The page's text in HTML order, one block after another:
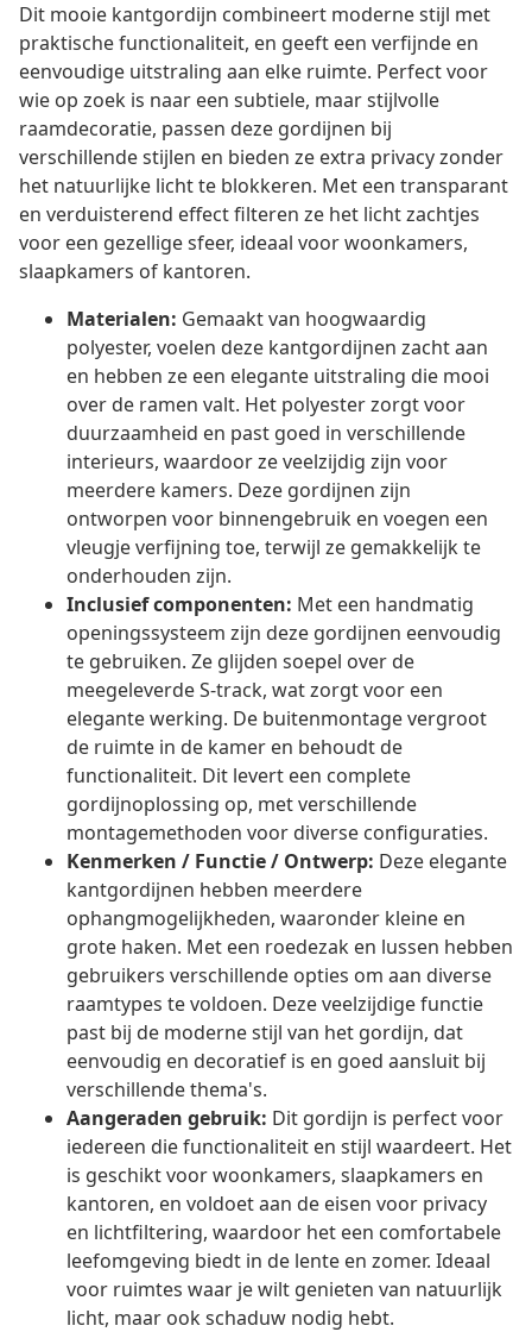
Dit mooie kantgordijn combineert moderne stijl met
praktische functionaliteit, en geeft een verfijnde en
eenvoudige uitstraling aan elke ruimte. Perfect voor
wie op zoek is naar een subtiele, maar stijlvolle
raamdecoratie, passen deze gordijnen bij
verschillende stijlen en bieden ze extra privacy zonder
het natuurlijke licht te blokkeren. Met een transparant
en verduisterend effect filteren ze het licht zachtjes
voor een gezellige sfeer, ideaal voor woonkamers,
slaapkamers of kantoren.
Materialen: Gemaakt van hoogwaardig
polyester, voelen deze kantgordijnen zacht aan
en hebben ze een elegante uitstraling die mooi
over de ramen valt. Het polyester zorgt voor
duurzaamheid en past goed in verschillende
interieurs, waardoor ze veelzijdig zijn voor
meerdere kamers. Deze gordijnen zijn
ontworpen voor binnengebruik en voegen een
vleugje verfijning toe, terwijl ze gemakkelijk te
onderhouden zijn.
Inclusief componenten: Met een handmatig
openingssysteem zijn deze gordijnen eenvoudig
te gebruiken. Ze glijden soepel over de
meegeleverde S-track, wat zorgt voor een
elegante werking. De buitenmontage vergroot
de ruimte in de kamer en behoudt de
functionaliteit. Dit levert een complete
gordijnoplossing op, met verschillende
montagemethoden voor diverse configuraties.
Kenmerken / Functie / Ontwerp: Deze elegante
kantgordijnen hebben meerdere
ophangmogelijkheden, waaronder kleine en
grote haken. Met een roedezak en lussen hebben
gebruikers verschillende opties om aan diverse
raamtypes te voldoen. Deze veelzijdige functie
past bij de moderne stijl van het gordijn, dat
eenvoudig en decoratief is en goed aansluit bij
verschillende thema's.
Aangeraden gebruik: Dit gordijn is perfect voor
iedereen die functionaliteit en stijl waardeert. Het
is geschikt voor woonkamers, slaapkamers en
kantoren, en voldoet aan de eisen voor privacy
en lichtfiltering, waardoor het een comfortabele
leefomgeving biedt in de lente en zomer. Ideaal
voor ruimtes waar je wilt genieten van natuurlijk
licht, maar ook schaduw nodig hebt.